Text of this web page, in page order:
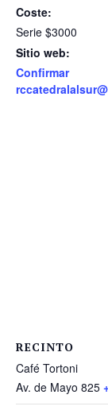
Coste:
Serie $3000
Sitio web:
Confirmar
RECINTO
Café Tortoni
Av. de Mayo 825